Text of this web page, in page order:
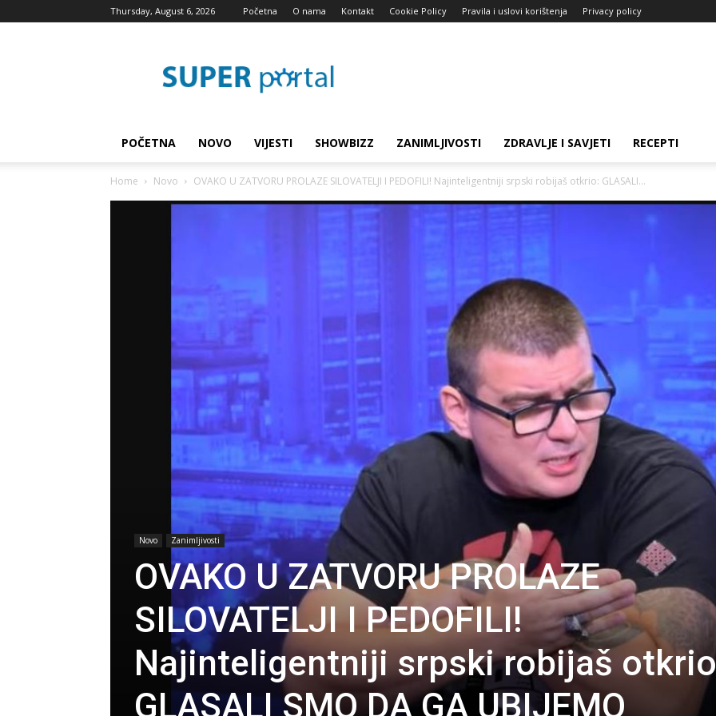
Thursday, August 6, 2026 Početna O nama Kontakt Cookie Policy Pravila i uslovi korištenja Privacy policy
blog
POČETNA NOVO VIJESTI SHOWBIZZ ZANIMLJIVOSTI ZDRAVLJE I SAVJETI RECEPTI
Home Novo OVAKO U ZATVORU PROLAZE SILOVATELJI I PEDOFILI! Najinteligentniji srpski robijaš otkrio: GLASALI...
Novo Zanimljivosti
OVAKO U ZATVORU PROLAZE
SILOVATELJI I PEDOFILI!
Najinteligentniji srpski robijaš
GLASALI SMO DA GA UBIJEMO